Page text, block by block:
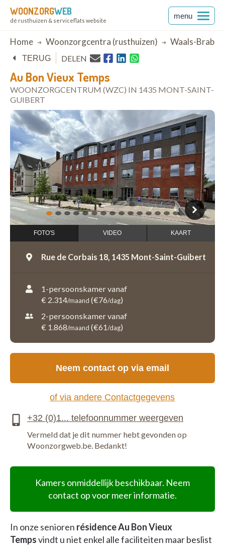
WOONZORGWEB
dé rusthuizen & serviceflats website
menu
Breadcrumb
Home Woonzorgcentra (rusthuizen) Waals-
Au Bon Vieux Temps
WOONZORGCENTRUM (WZC) IN 1435 MONT-SAINT-
GUIBERT
TERUG DELEN
1 2 3 4 5 6 7 8 9 101112131415
open in Google Maps
FOTO'S VIDEO KAART
Rue de Corbais 18, 1435 Mont-Saint-Guibert
1-persoonskamer vanaf
€ 2.314/maand (€76/dag)
2-persoonskamer vanaf
€ 1.868/maand (€61/dag)
Kamers onmiddellijk beschikbaar. Neem
contact op voor meer informatie.
In onze senioren résidence Au Bon Vieux
Tempsvindt u niet enkel alle faciliteiten maar beslist
Neem contact op via email
of via andere Contactgegevens
Vermeld dat je dit nummer hebt gevonden op
Woonzorgweb.be. Bedankt!